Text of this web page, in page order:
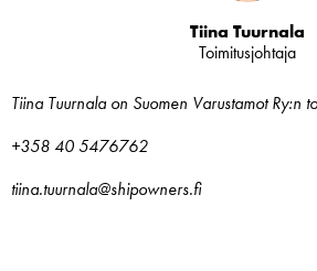
Tiina Tuurnala
Toimitusjohtaja
Tiina Tuurnala on Suomen Varustamot Ry:n
+358 40 5476762
tiina.tuurnala@shipowners.fi